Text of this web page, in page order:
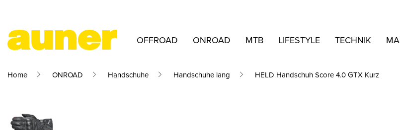
OFFROAD ONROAD MTB LIFESTYLE TECHNIK
Home ONROAD Handschuhe Handschuhe lang HELD Handschuh Score 4.0 GTX Kurz